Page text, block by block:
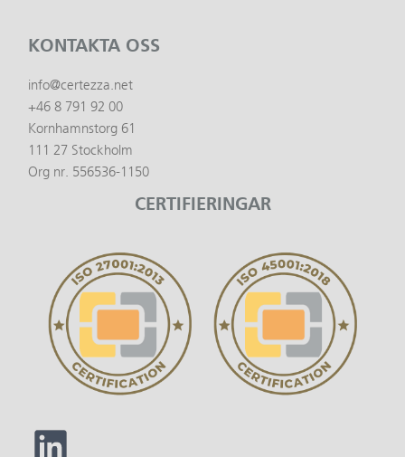
KONTAKTA OSS
info@certezza.net
+46 8 791 92 00
Kornhamnstorg 61
111 27 Stockholm
Org nr. 556536-1150
CERTIFIERINGAR